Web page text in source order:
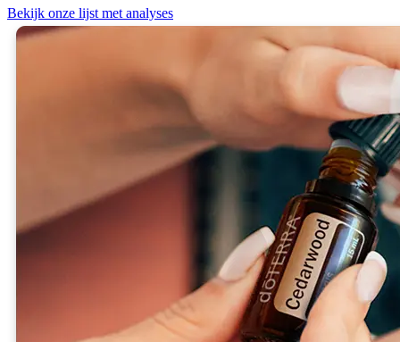
Bekijk onze lijst met analyses